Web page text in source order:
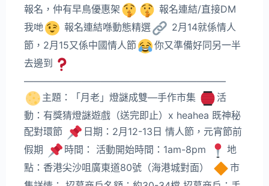
報名，仲有早鳥優惠架
報名連結/直接DM
我哋
報名連結喺動態精選
2月14就係情人
節，2月15又係中國情人節
你又準備好同另一半
去邊到
—————————————————————
主題：「月老」燈謎成雙—手作市集
活
動：有獎猜燈謎遊戲（送完即止）x heahea 既神秘
配對環節
日期：2月12-13日 情人節，元宵節前
假期
時間： 活動開始時間：1am-8pm
地
點：香港尖沙咀廣東道80號（海港城對面）
市